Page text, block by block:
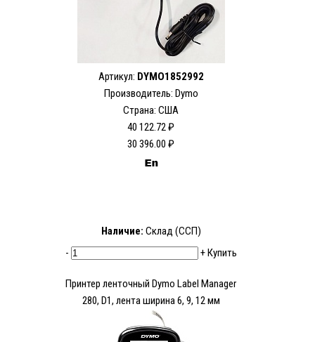
Артикул: DYMO1852992
Производитель: Dymo
Страна: США
40 122.72 ₽
30 396.00 ₽
Наличие: Склад (ССП)
-
+Купить
Принтер ленточный Dymo Label Manager
280, D1, лента ширина 6, 9, 12 мм